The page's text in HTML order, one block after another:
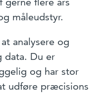
måleudstyr.
analysere og
data. Du er
og har stor
udføre præcisions